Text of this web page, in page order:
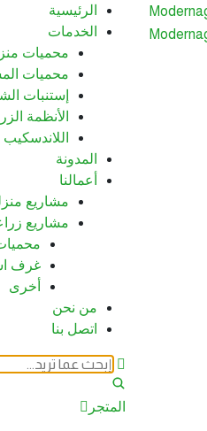
الرئيسية
الخدمات
محميات
محميات
إستنبات
الأنظمة
اللاندسكيب
المدونة
أعمالنا
مشاريع
مشاريع
غرف
أخرى
من نحن
اتصل بنا
المتجر